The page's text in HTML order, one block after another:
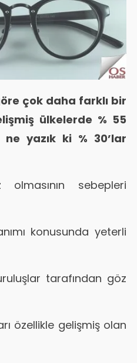
çok daha farklı bir
ülkelerde % 55
yazık ki % 30’lar
olmasının sebepleri
konusunda yeterli
tarafından göz
özellikle gelişmiş olan